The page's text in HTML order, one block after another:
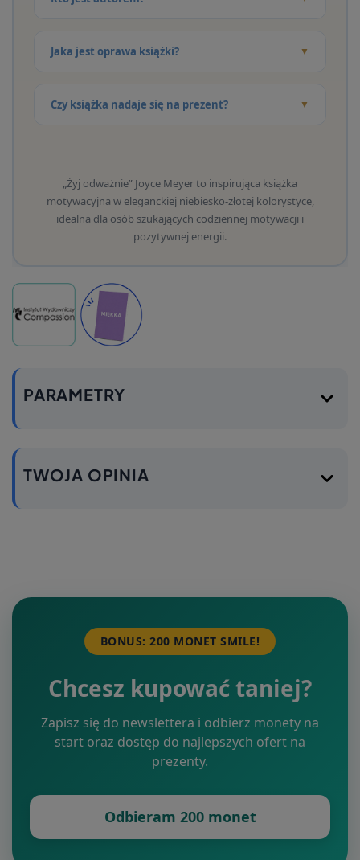
Jaka jest oprawa książki?
Czy książka nadaje się na prezent?
„Żyj odważnie” Joyce Meyer to inspirująca książka
motywacyjna w eleganckiej niebiesko-złotej kolorystyce,
idealna dla osób szukających codziennej motywacji i
pozytywnej energii.
PARAMETRY
TWOJA OPINIA
BONUS: 200 MONET SMILE!
Chcesz kupować taniej?
Zapisz się do newslettera i odbierz monety na
start oraz dostęp do najlepszych ofert na
prezenty.
Odbieram 200 monet